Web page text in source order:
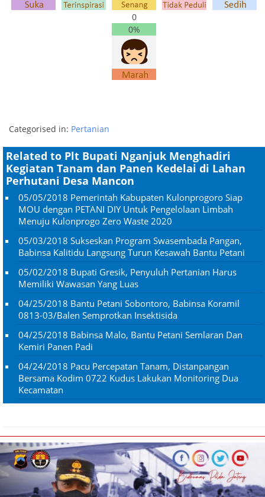
0
0%
Categorised in: Pertanian
Related to Plt Bupati Nganjuk Menghadiri
Kegiatan Tanam dan Panen Kedelai di Lahan
Perhutani Desa Mancon
05/05/2018 Pemerintah Kabupaten Kulonprogoro Siap
MOU dengan PETANI DIY Untuk Pengelolaan Limbah
Menuju Kulonprogo Zero Waste 2020
05/03/2018 Sukseskan Program Swasembada Pangan,
Babinsa Kalitidu Langsung Turun Kesawah Bantu Petani
05/02/2018 Bupati Gresik, Penyuluh Pertanian Harus
Memiliki Wawasan Yang Luas
04/25/2018 Bantu Petani Sobontoro, Babinsa Koramil
0813-03/Balen Semprotkan Insektisida
04/25/2018 Babinsa Malo, Bantu Petani Semlaran Dan
Kemiri Panen Padi
04/24/2018 Pacu Percepatan Tanam, Distanpangan
Bersama Kodim 0722 Kudus Lakukan Monitoring Dua
Kecamatan